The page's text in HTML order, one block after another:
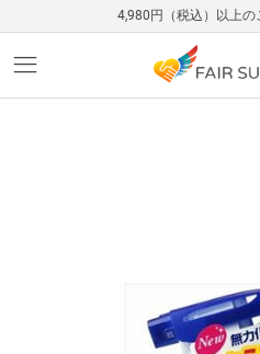
4,980円（税込）以上の